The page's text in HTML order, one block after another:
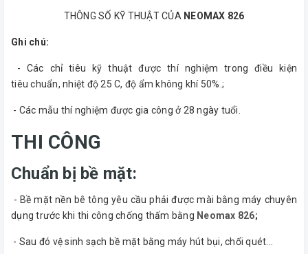
THÔNG SỐ KỸ THUẬT CỦA NEOMAX 826
Ghi chú:
- Các chỉ tiêu kỹ thuật được thí nghiệm trong điều kiện
tiêu chuẩn, nhiệt độ 25 C, độ ẩm không khí 50%.;
- Các mẫu thí nghiệm được gia công ở 28 ngày tuổi.
THI CÔNG
Chuẩn bị bề mặt:
- Bề mặt nền bê tông yêu cầu phải được mài bằng máy chuyên
dụng trước khi thi công chống thấm bằng Neomax 826;
- Sau đó vệ sinh sạch bề mặt bằng máy hút bụi, chổi quét...